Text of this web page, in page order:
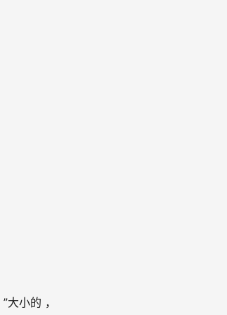
”大小的 ，